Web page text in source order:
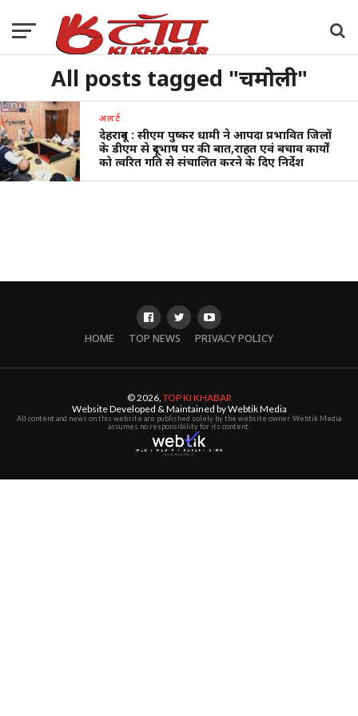
All posts tagged "चमोली"
अलर्ट
देहरादून : सीएम पुष्कर धामी ने आपदा प्रभावित जिलों
के डीएम से दूरभाष पर की बात,राहत एवं बचाव कार्यों
को त्वरित गति से संचालित करने के दिए निर्देश
HOME TOP NEWS PRIVACY POLICY
© 2026, TOP KI KHABAR
Website Developed & Maintained by Webtik Media
All content and news on this website are published solely by the website owner. Webtik Media
assumes no responsibility for its content.